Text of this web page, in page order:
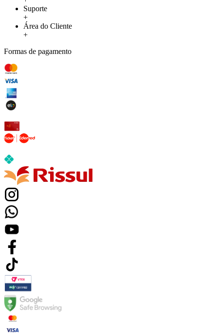
Suporte
+
Área do Cliente
+
Formas de pagamento